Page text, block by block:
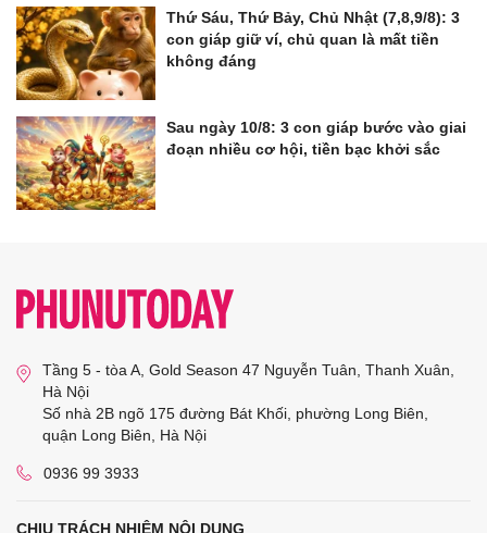
Thứ Sáu, Thứ Bảy, Chủ Nhật (7,8,9/8): 3
con giáp giữ ví, chủ quan là mất tiền
không đáng
Sau ngày 10/8: 3 con giáp bước vào giai
đoạn nhiều cơ hội, tiền bạc khởi sắc
Tầng 5 - tòa A, Gold Season 47 Nguyễn Tuân, Thanh Xuân,
Hà Nội
Số nhà 2B ngõ 175 đường Bát Khối, phường Long Biên,
quận Long Biên, Hà Nội
0936 99 3933
CHỊU TRÁCH NHIỆM NỘI DUNG